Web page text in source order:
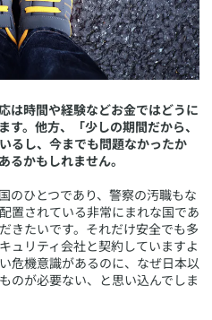
時間や経験などお金ではどうに
。他方、「少しの期間だから、
るし、今までも問題なかったか
るかもしれません。
のひとつであり、警察の汚職もな
置されている非常にまれな国であ
きたいです。それだけ安全でも多
ュリティ会社と契約していますよ
危機意識があるのに、なぜ日本以
のが必要ない、と思い込んでしま